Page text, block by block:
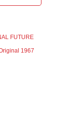
National